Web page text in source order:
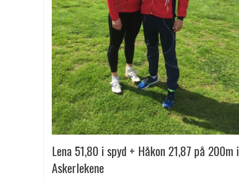
Lena 51,80 i spyd + Håkon 21,87 på 200m i
Askerlekene